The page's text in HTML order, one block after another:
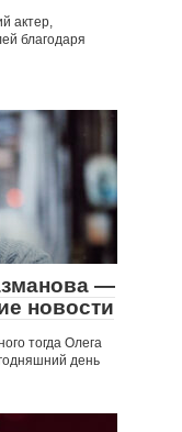
актер,
благодаря
—
новости
тогда Олега
день